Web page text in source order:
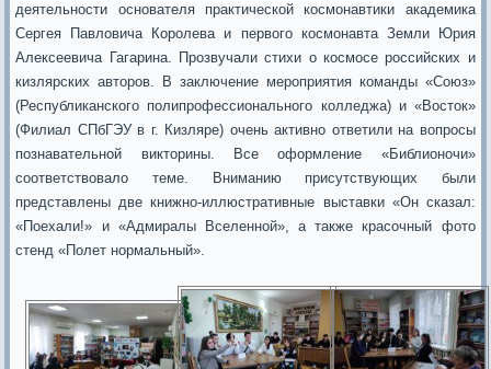
деятельности основателя практической космонавтики академика
Сергея Павловича Королева и первого космонавта Земли Юрия
Алексеевича Гагарина. Прозвучали стихи о космосе российских и
кизлярских авторов. В заключение мероприятия команды «Союз»
(Республиканского полипрофессионального колледжа) и «Восток»
(Филиал СПбГЭУ в г. Кизляре) очень активно ответили на вопросы
познавательной викторины. Все оформление «Библионочи»
соответствовало теме. Вниманию присутствующих были
представлены две книжно-иллюстративные выставки «Он сказал:
«Поехали!» и «Адмиралы Вселенной», а также красочный фото
стенд «Полет нормальный».